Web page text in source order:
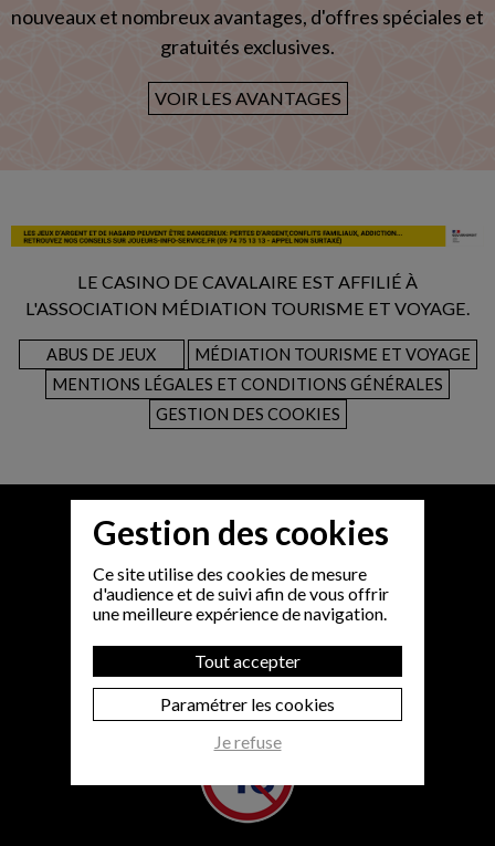
nouveaux et nombreux avantages, d'offres spéciales et
gratuités exclusives.
VOIR LES AVANTAGES
LE CASINO DE CAVALAIRE EST AFFILIÉ À
L'ASSOCIATION MÉDIATION TOURISME ET VOYAGE.
ABUS DE JEUX
MÉDIATION TOURISME ET VOYAGE
MENTIONS LÉGALES ET CONDITIONS GÉNÉRALES
GESTION DES COOKIES
Gestion des cookies
Ce site utilise des cookies de mesure
d'audience et de suivi afin de vous offrir
une meilleure expérience de navigation.
Tout accepter
Paramétrer les cookies
Je refuse